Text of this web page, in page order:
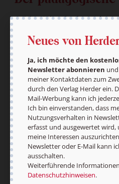
Ja, ich möchte den kostenlosen
die Verwendung meiner
ein. Den Newsletter oder die E-
ich jederzeit abbestellen.
Ich bin einverstanden, dass mein
personenbezogenes
Newsletter und E-Mail-Werbung
ausgewertet wird, um die
meine Interessen auszurichten.
Newsletter oder E-Mail kann ich
jederzeit ausschalten.
Weiterführende Informationen
unserenDatenschutzhinweisen
E-Mail
Neues von Herder
Ja, ich möchte den
Newsletter abonnieren
meiner Kontaktdaten zum
durch den Verlag Herder ein.
Mail-Werbung kann ich
Ich bin einverstanden, dass
Nutzungsverhalten in
erfasst und ausgewertet wird,
meine Interessen
Newsletter oder E-Mail kann
ausschalten.
Weiterführende
Datenschutzhinweisen.